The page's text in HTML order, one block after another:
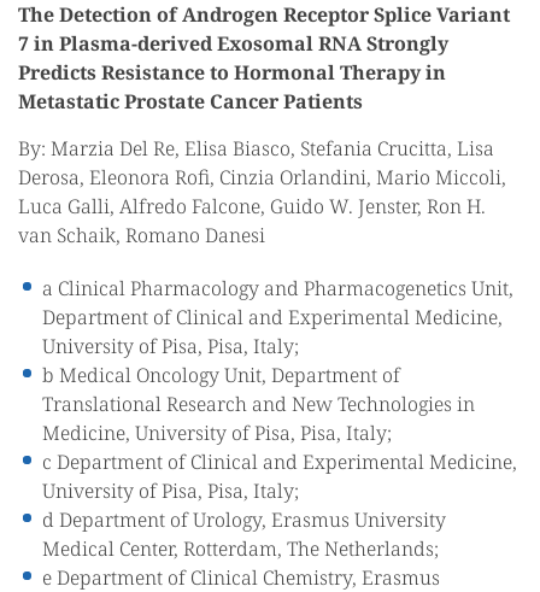
The Detection of Androgen Receptor Splice Variant
7 in Plasma-derived Exosomal RNA Strongly
Predicts Resistance to Hormonal Therapy in
Metastatic Prostate Cancer Patients
By: Marzia Del Re, Elisa Biasco, Stefania Crucitta, Lisa
Derosa, Eleonora Rofi, Cinzia Orlandini, Mario Miccoli,
Luca Galli, Alfredo Falcone, Guido W. Jenster, Ron H.
van Schaik, Romano Danesi
a Clinical Pharmacology and Pharmacogenetics Unit,
Department of Clinical and Experimental Medicine,
University of Pisa, Pisa, Italy;
b Medical Oncology Unit, Department of
Translational Research and New Technologies in
Medicine, University of Pisa, Pisa, Italy;
c Department of Clinical and Experimental Medicine,
University of Pisa, Pisa, Italy;
d Department of Urology, Erasmus University
Medical Center, Rotterdam, The Netherlands;
e Department of Clinical Chemistry, Erasmus